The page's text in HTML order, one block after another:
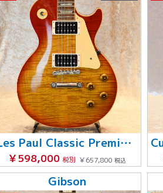
Les Paul Classic Premium Plus '94
￥598,000税別 ￥657,800税込
Gibson